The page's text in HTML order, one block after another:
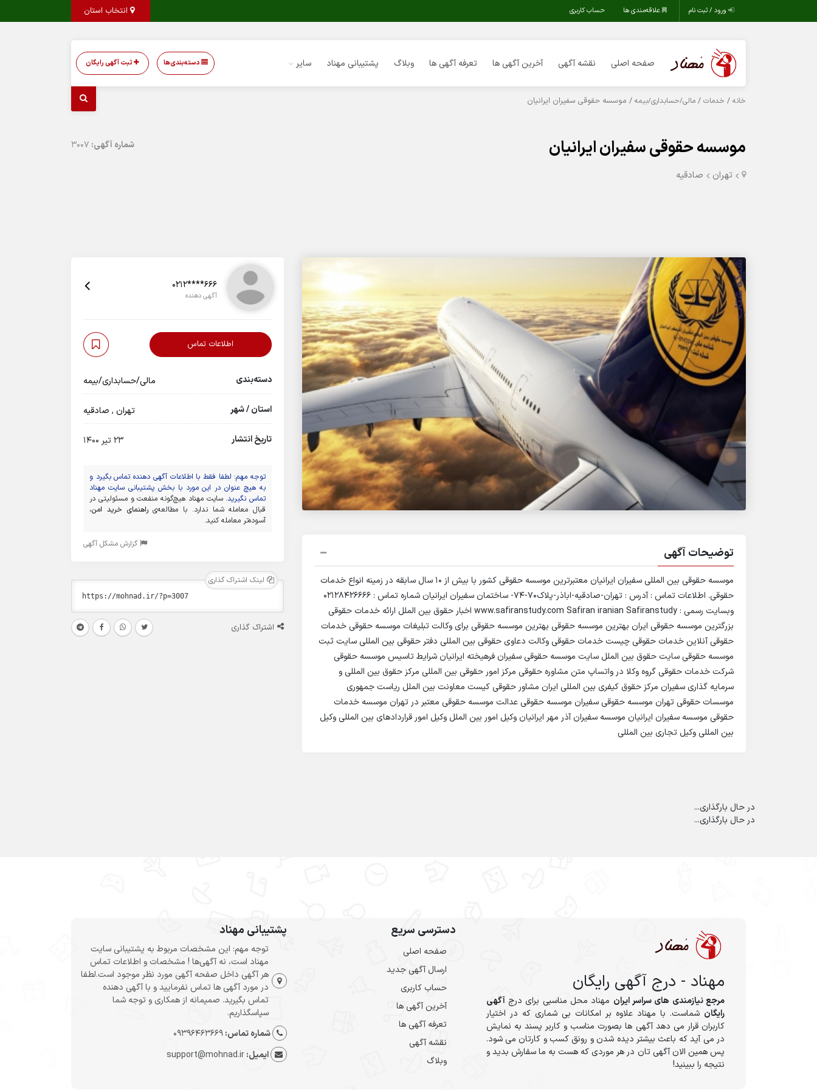
ورود / ثبت نام علاقه‌مندی ها حساب کاربری
صفحه اصلی نقشه آگهی آخرین آگهی ها تعرفه آگهی ها وبلاگ پشتیبانی مهناد سایر دسته‌بندی‌ها ثبت آگهی رایگان
خانه / خدمات / مالی/حسابداری/بیمه / موسسه حقوقی سفیران ایرانیان
موسسه حقوقی سفیران ایرانیان
تهران صادقیه
شماره آگهی: 3007
توضیحات آگهی
موسسه حقوقی بین المللی سفیران ایرانیان معتبرترین موسسه حقوقی کشور با بیش از 10 سال سابقه در زمینه انواع خدمات
حقوقی. اطلاعات تماس : آدرس : تهران-صادقیه-اباذر-پلاک70-74- ساختمان سفیران ایرانیان شماره تماس : 02128426666
وبسایت رسمی : www.safiranstudy.com Safiran iranian Safiranstudy اخبار حقوق بین الملل ارائه خدمات حقوقی
بزرگترین موسسه حقوقی ایران بهترین موسسه حقوقی بهترین موسسه حقوقی برای وکالت تبلیغات موسسه حقوقی خدمات
حقوقی آنلاین خدمات حقوقی چیست خدمات حقوقی وکالت دعاوی حقوقی بین المللی دفتر حقوقی بین المللی سایت ثبت
موسسه حقوقی سایت حقوق بین الملل سایت موسسه حقوقی سفیران فرهیخته ایرانیان شرایط تاسیس موسسه حقوقی
شرکت خدمات حقوقی گروه وکلا در واتساپ متن مشاوره حقوقی مرکز امور حقوقی بین المللی مرکز حقوق بین المللی و
سرمایه گذاری سفیران مرکز حقوق کیفری بین المللی ایران مشاور حقوقی کیست معاونت بین الملل ریاست جمهوری
موسسات حقوقی تهران موسسه حقوقی سفیران موسسه حقوقی عدالت موسسه حقوقی معتبر در تهران موسسه خدمات
حقوقی موسسه سفیران ایرانیان موسسه سفیران آذر مهر ایرانیان وکیل امور بین الملل وکیل امور قراردادهای بین المللی وکیل
بین المللی وکیل تجاری بین المللی
0212****666
آگهی دهنده
اطلاعات تماس
دسته‌بندی مالی/حسابداری/بیمه
استان / شهر تهران , صادقیه
تاریخ انتشار 23 تیر 1400
توجه مهم: لطفا فقط با اطلاعات آگهی دهنده تماس بگیرد و
به هیچ عنوان در این مورد با بخش پشتیبانی سایت مهناد
تماس نگیرید. سایت مهناد هیچ‌گونه منفعت و مسئولیتی در
قبال معامله شما ندارد. با مطالعه‌یراهنمای خرید امن،
آسوده‌تر معامله کنید.
گزارش مشکل آگهی
لینک اشتراک گذاری
اشتراک گذاری
در حال بارگذاری...
در حال بارگذاری...
مهناد - درج آگهی رایگان
مرجع نیازمندی های سراسر ایران مهناد محل مناسبی برای درجآگهی
رایگان شماست. با مهناد علاوه بر امکانات بی شماری که در اختیار
کاربران قرار می دهد آگهی ها بصورت مناسب و کاربر پسند به نمایش
در می آید که باعث بیشتر دیده شدن و رونق کسب و کارتان می شود.
پس همین الان آگهی تان در هر موردی که هست به ما سفارش بدید و
نتیجه را ببینید!
دسترسی سریع
صفحه اصلی
ارسال‌ آگهی جدید
حساب کاربری
آخرین آگهی ها
تعرفه آگهی ها
نقشه آگهی
وبلاگ
پشتیبانی مهناد
توجه مهم: این مشخصات مربوط به پشتیبانی سایت
مهناد است، نه آگهی‌ها ! مشخصات و اطلاعات تماس
هر آگهی داخل صفحه آگهی مورد نظر موجود است.لطفا
در مورد آگهی ها تماس نفرمایید و با آگهی دهنده
تماس بگیرید. صمیمانه از همکاری و توجه شما
سپاسگذاریم.
شماره تماس:09396463669
ایمیل:support@mohnad.ir